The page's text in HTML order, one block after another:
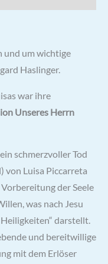
und um wichtige
Haslinger.
war ihre
Unseres Herrn
schmerzvoller Tod
von Luisa Piccarreta
der Seele
was nach Jesu
darstellt.
und bereitwillige
mit dem Erlöser